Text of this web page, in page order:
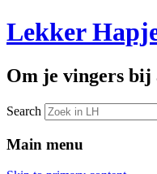
Lekker
Om je vingers bij
Search
Main menu